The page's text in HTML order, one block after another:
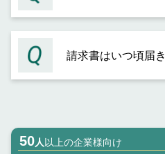
請求書はいつ頃届
50人 以上の企業様向け